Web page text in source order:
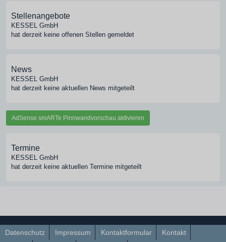
Stellenangebote
KESSEL GmbH
hat derzeit keine offenen Stellen gemeldet
News
KESSEL GmbH
hat derzeit keine aktuellen News mitgeteilt
AdSense smARTe Pinnwandvorschau aktivieren
Termine
KESSEL GmbH
hat derzeit keine aktuellen Termine mitgeteilt
Datenschutz Impressum Kontaktformular
Kontakt